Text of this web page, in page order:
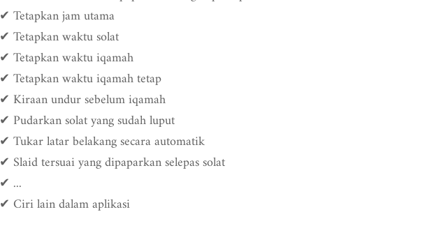
✔ Tetapkan jam utama
✔ Tetapkan waktu solat
✔ Tetapkan waktu iqamah
✔ Tetapkan waktu iqamah tetap
✔ Kiraan undur sebelum iqamah
✔ Pudarkan solat yang sudah luput
✔ Tukar latar belakang secara automatik
✔ Slaid tersuai yang dipaparkan selepas solat
✔ ...
✔ Ciri lain dalam aplikasi